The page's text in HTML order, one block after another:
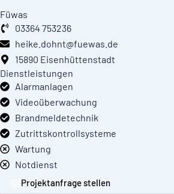
Füwas
03364 753236
heike.dohnt@fuewas.de
15890 Eisenhüttenstadt
Dienstleistungen
Alarmanlagen
Videoüberwachung
Brandmeldetechnik
Zutrittskontrollsysteme
Wartung
Notdienst
Projektanfrage stellen